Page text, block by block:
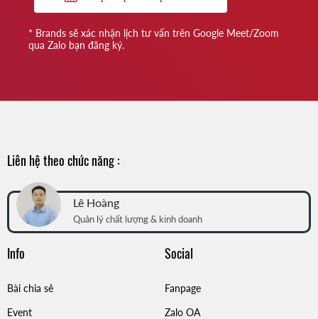
* Brands sẽ xác nhận lịch tư vấn trên Google Meet/Zoom
qua Zalo bạn đăng ký.
Liên hệ theo chức năng :
Lê Hoàng
Quản lý chất lượng & kinh doanh
Info
Bài chia sẻ
Event
Social
Fanpage
Zalo OA